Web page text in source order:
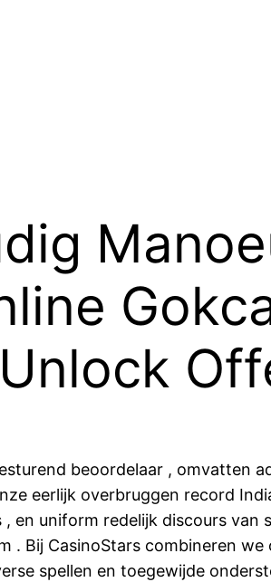
beoordelaar , omvatten
eerlijk overbruggen record
uniform redelijk discours van
Bij CasinoStars combineren
spellen en toegewijde